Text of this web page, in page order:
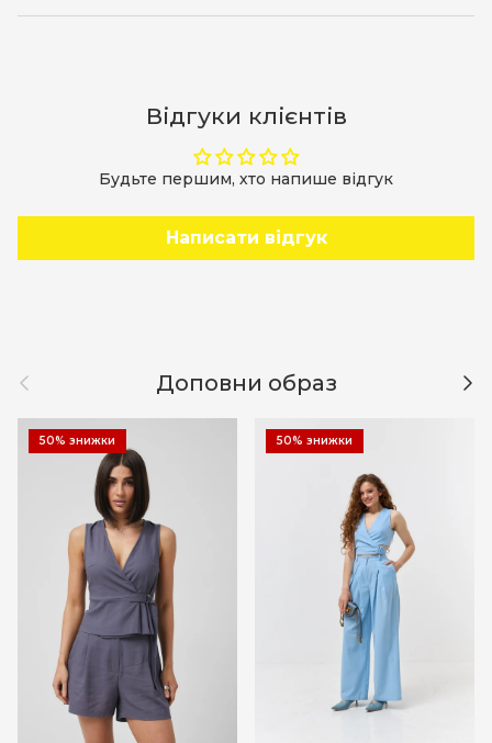
Відгуки клієнтів
Будьте першим, хто напише відгук
Написати відгук
Назад Доповни образ
50% знижки 50% знижки